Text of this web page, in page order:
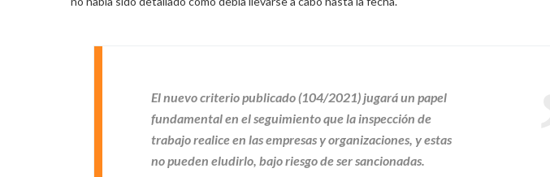
El nuevo criterio publicado (104/2021) jugará un papel
fundamental en el seguimiento que la inspección de
trabajo realice en las empresas y organizaciones, y estas
no pueden eludirlo, bajo riesgo de ser sancionadas.